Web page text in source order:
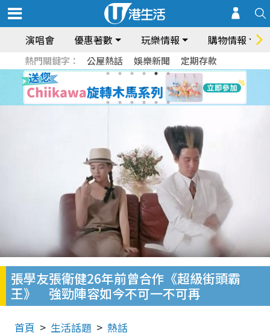
演唱會 優惠著數 玩樂情報 購物情報
熱門關鍵字： 公屋熱話 娛樂新聞 定期存款
張學友張衛健26年前曾合作《超級街頭霸
王》 強勁陣容如今不可一不可再
首頁 生活話題 熱話